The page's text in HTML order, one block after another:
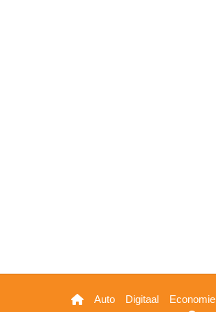
Hoofdnavigatie
Auto Digitaal Economie